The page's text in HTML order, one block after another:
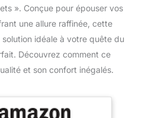
». Conçue pour épouser vos
une allure raffinée, cette
idéale à votre quête du
Découvrez comment ce
et son confort inégalés.